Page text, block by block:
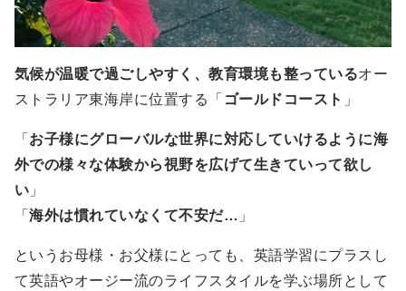
気候が温暖で過ごしやすく、教育環境も整っているオー
ストラリア東海岸に位置する「 ゴールドコースト 」
「 お子様にグローバルな世界に対応していけるように海
外での様々な体験から視野を広げて生きていって欲し
い 」
「海外は慣れていなくて不安だ… 」
というお母様・お父様にとっても、英語学習にプラスし
て英語やオージー流のライフスタイルを学ぶ場所として